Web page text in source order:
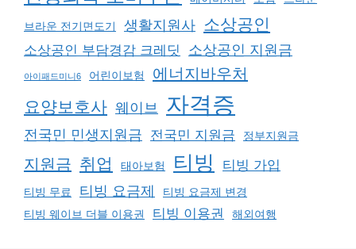
브라운 전기면도기 생활지원사 소상공인
소상공인 부담경감 크레딧 소상공인 지원금
아이패드미니6 어린이보험 에너지바우처
요양보호사 웨이브 자격증
전국민 민생지원금 전국민 지원금 정부지원금
지원금 취업 태아보험 티빙 티빙 가입
티빙 무료 티빙 요금제
티빙 요금제 변경
티빙 웨이브 더블 이용권
티빙 이용권 해외여행